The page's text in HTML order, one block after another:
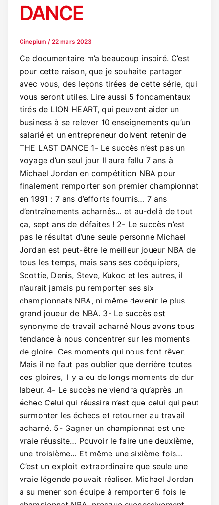
DANCE
Cinepium / 22 mars 2023
Ce documentaire m’a beaucoup inspiré. C’est
pour cette raison, que je souhaite partager
avec vous, des leçons tirées de cette série, qui
vous seront utiles. Lire aussi 5 fondamentaux
tirés de LION HEART, qui peuvent aider un
business à se relever 10 enseignements qu’un
salarié et un entrepreneur doivent retenir de
THE LAST DANCE 1- Le succès n’est pas un
voyage d’un seul jour Il aura fallu 7 ans à
Michael Jordan en compétition NBA pour
finalement remporter son premier championnat
en 1991 : 7 ans d’efforts fournis… 7 ans
d’entraînements acharnés… et au-delà de tout
ça, sept ans de défaites ! 2- Le succès n’est
pas le résultat d’une seule personne Michael
Jordan est peut-être le meilleur joueur NBA de
tous les temps, mais sans ses coéquipiers,
Scottie, Denis, Steve, Kukoc et les autres, il
n’aurait jamais pu remporter ses six
championnats NBA, ni même devenir le plus
grand joueur de NBA. 3- Le succès est
synonyme de travail acharné Nous avons tous
tendance à nous concentrer sur les moments
de gloire. Ces moments qui nous font rêver.
Mais il ne faut pas oublier que derrière toutes
ces gloires, il y a eu de longs moments de dur
labeur. 4- Le succès ne viendra qu’après un
échec Celui qui réussira n’est que celui qui peut
surmonter les échecs et retourner au travail
acharné. 5- Gagner un championnat est une
vraie réussite… Pouvoir le faire une deuxième,
une troisième… Et même une sixième fois…
C’est un exploit extraordinaire que seule une
vraie légende pouvait réaliser. Michael Jordan
a su mener son équipe à remporter 6 fois le